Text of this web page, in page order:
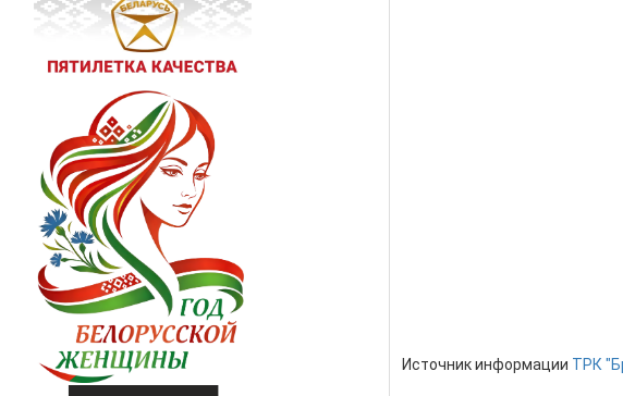
Источник информации ТРК